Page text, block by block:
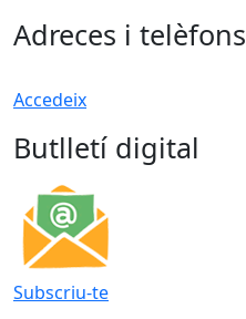
Adreces i telèfons
Accedeix
Butlletí digital
Subscriu-te